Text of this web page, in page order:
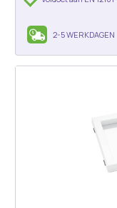
2-5 WERKDAGEN